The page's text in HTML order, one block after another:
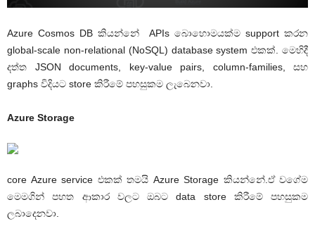
Azure Cosmos DB කියන්නේ APIs බොහොමයක්ම support කරන
global-scale non-relational (NoSQL) database system එකක්. මෙහිදී
දත්ත JSON documents, key-value pairs, column-families, සහ
graphs විදියට store කිරීමේ පහසුකම ලැබෙනවා.
Azure Storage
core Azure service එකක් තමයි Azure Storage කියන්නේ.ඒ වගේම
මෙමගින් පහත ආකාර වලට ඔබට data store කිරීමේ පහසුකම
ලබාදෙනවා.